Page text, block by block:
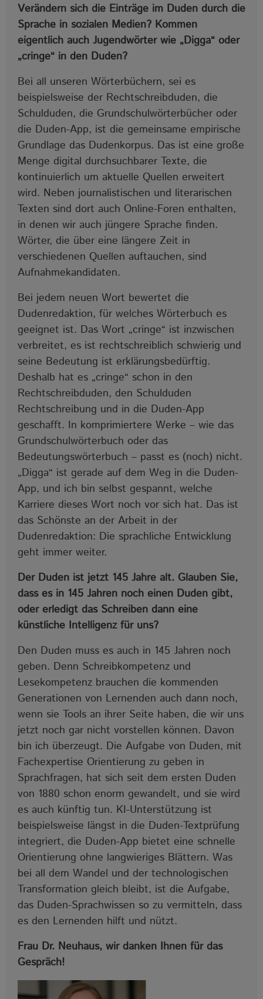
Verändern sich die Einträge im Duden durch die
Sprache in sozialen Medien? Kommen
eigentlich auch Jugendwörter wie „Digga“ oder
„cringe“ in den Duden?
Bei all unseren Wörterbüchern, sei es
beispielsweise der Rechtschreibduden, die
Schulduden, die Grundschulwörterbücher oder
die Duden-App, ist die gemeinsame empirische
Grundlage das Dudenkorpus. Das ist eine große
Menge digital durchsuchbarer Texte, die
kontinuierlich um aktuelle Quellen erweitert
wird. Neben journalistischen und literarischen
Texten sind dort auch Online-Foren enthalten,
in denen wir auch jüngere Sprache finden.
Wörter, die über eine längere Zeit in
verschiedenen Quellen auftauchen, sind
Aufnahmekandidaten.
Bei jedem neuen Wort bewertet die
Dudenredaktion, für welches Wörterbuch es
geeignet ist. Das Wort „cringe“ ist inzwischen
verbreitet, es ist rechtschreiblich schwierig und
seine Bedeutung ist erklärungsbedürftig.
Deshalb hat es „cringe“ schon in den
Rechtschreibduden, den Schulduden
Rechtschreibung und in die Duden-App
geschafft. In komprimiertere Werke – wie das
Grundschulwörterbuch oder das
Bedeutungswörterbuch – passt es (noch) nicht.
„Digga“ ist gerade auf dem Weg in die Duden-
App, und ich bin selbst gespannt, welche
Karriere dieses Wort noch vor sich hat. Das ist
das Schönste an der Arbeit in der
Dudenredaktion: Die sprachliche Entwicklung
geht immer weiter.
Der Duden ist jetzt 145 Jahre alt. Glauben Sie,
dass es in 145 Jahren noch einen Duden gibt,
oder erledigt das Schreiben dann eine
künstliche Intelligenz für uns?
Den Duden muss es auch in 145 Jahren noch
geben. Denn Schreibkompetenz und
Lesekompetenz brauchen die kommenden
Generationen von Lernenden auch dann noch,
wenn sie Tools an ihrer Seite haben, die wir uns
jetzt noch gar nicht vorstellen können. Davon
bin ich überzeugt. Die Aufgabe von Duden, mit
Fachexpertise Orientierung zu geben in
Sprachfragen, hat sich seit dem ersten Duden
von 1880 schon enorm gewandelt, und sie wird
es auch künftig tun. KI-Unterstützung ist
beispielsweise längst in die Duden-Textprüfung
integriert, die Duden-App bietet eine schnelle
Orientierung ohne langwieriges Blättern. Was
bei all dem Wandel und der technologischen
Transformation gleich bleibt, ist die Aufgabe,
das Duden-Sprachwissen so zu vermitteln, dass
es den Lernenden hilft und nützt.
Frau Dr. Neuhaus, wir danken Ihnen für das
Gespräch!